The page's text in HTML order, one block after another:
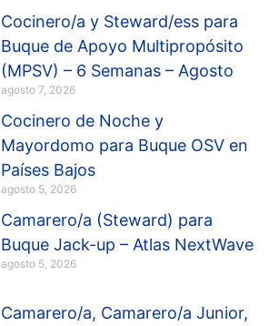
Cocinero/a y Steward/ess para
Buque de Apoyo Multipropósito
(MPSV) – 6 Semanas – Agosto
agosto 7, 2026
Cocinero de Noche y
Mayordomo para Buque OSV en
Países Bajos
agosto 5, 2026
Camarero/a (Steward) para
Buque Jack-up – Atlas NextWave
agosto 5, 2026
Camarero/a, Camarero/a Junior,